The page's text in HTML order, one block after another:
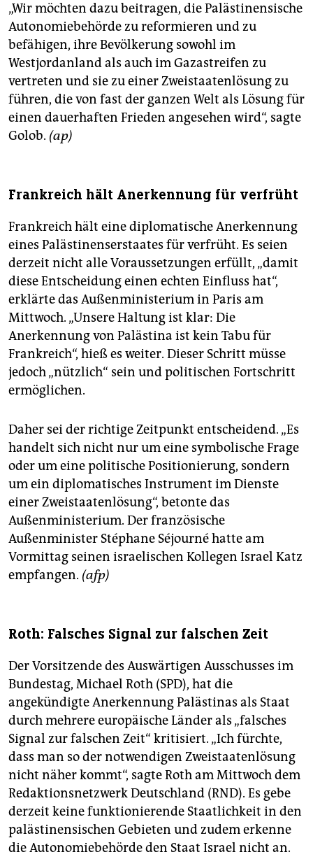
„Wir möchten dazu beitragen, die Palästinensische
Autonomiebehörde zu reformieren und zu
befähigen, ihre Bevölkerung sowohl im
Westjordanland als auch im Gazastreifen zu
vertreten und sie zu einer Zweistaatenlösung zu
führen, die von fast der ganzen Welt als Lösung für
einen dauerhaften Frieden angesehen wird“, sagte
Golob. (ap)
Frankreich hält Anerkennung für verfrüht
Frankreich hält eine diplomatische Anerkennung
eines Palästinenserstaates für verfrüht. Es seien
derzeit nicht alle Voraussetzungen erfüllt, „damit
diese Entscheidung einen echten Einfluss hat“,
erklärte das Außenministerium in Paris am
Mittwoch. „Unsere Haltung ist klar: Die
Anerkennung von Palästina ist kein Tabu für
Frankreich“, hieß es weiter. Dieser Schritt müsse
jedoch „nützlich“ sein und politischen Fortschritt
ermöglichen.
Daher sei der richtige Zeitpunkt entscheidend. „Es
handelt sich nicht nur um eine symbolische Frage
oder um eine politische Positionierung, sondern
um ein diplomatisches Instrument im Dienste
einer Zweistaatenlösung“, betonte das
Außenministerium. Der französische
Außenminister Stéphane Séjourné hatte am
Vormittag seinen israelischen Kollegen Israel Katz
empfangen. (afp)
Roth: Falsches Signal zur falschen Zeit
Der Vorsitzende des Auswärtigen Ausschusses im
Bundestag, Michael Roth (SPD), hat die
angekündigte Anerkennung Palästinas als Staat
durch mehrere europäische Länder als „falsches
Signal zur falschen Zeit“ kritisiert. „Ich fürchte,
dass man so der notwendigen Zweistaatenlösung
nicht näher kommt“, sagte Roth am Mittwoch dem
Redaktionsnetzwerk Deutschland (RND). Es gebe
derzeit keine funktionierende Staatlichkeit in den
palästinensischen Gebieten und zudem erkenne
die Autonomiebehörde den Staat Israel nicht an.